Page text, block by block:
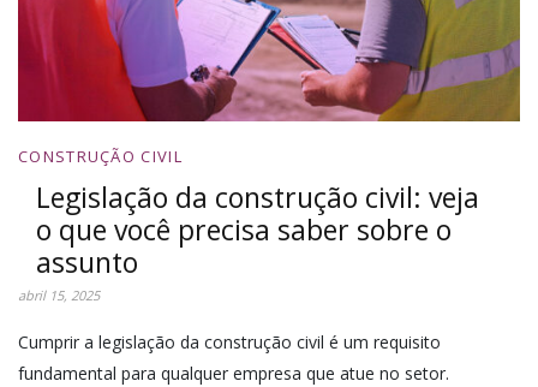
CONSTRUÇÃO CIVIL
Legislação da construção civil: veja
o que você precisa saber sobre o
assunto
abril 15, 2025
Cumprir a legislação da construção civil é um requisito
fundamental para qualquer empresa que atue no setor.